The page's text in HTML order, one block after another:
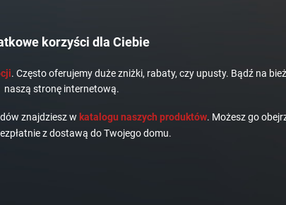
korzyści dla Ciebie
. Często oferujemy duże zniżki, rabaty, czy upusty. Bądź na
naszą stronę internetową.
znajdziesz w katalogu naszych produktów. Możesz go
z dostawą do Twojego domu.